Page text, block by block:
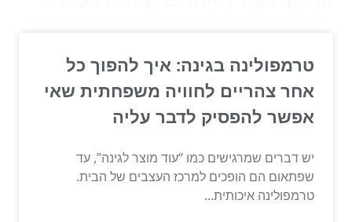
טרמפולינה בגינה: איך להפוך כל
אחר צהריים לחוויה משפחתית שאי
אפשר להפסיק לדבר עליה
יש דברים שמרגישים כמו “עוד מוצר לגינה”, עד
שפתאום הם הופכים למרכז העצבים של הבית.
טרמפולינה איכותית...